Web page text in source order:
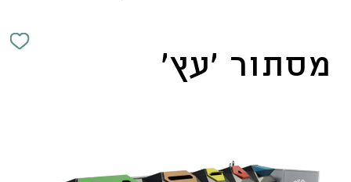
מסתור 'עץ'